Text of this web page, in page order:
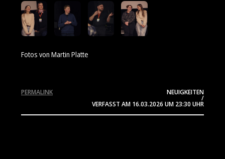
Fotos von Martin Platte
NEUIGKEITEN
/
VERFASST AM 16.03.2026 UM 23:30 UHR
PERMALINK